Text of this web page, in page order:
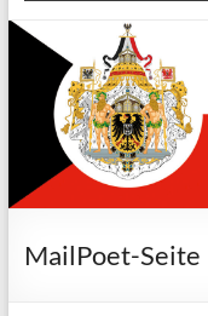
MailPoet-Seite